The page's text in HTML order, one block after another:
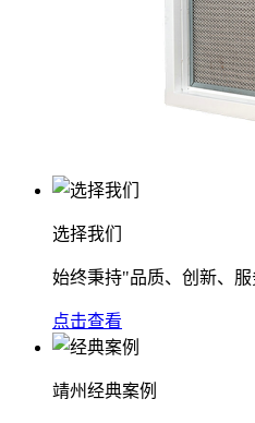
选择我们
始终秉持"品质、创新、
点击查看
靖州经典案例